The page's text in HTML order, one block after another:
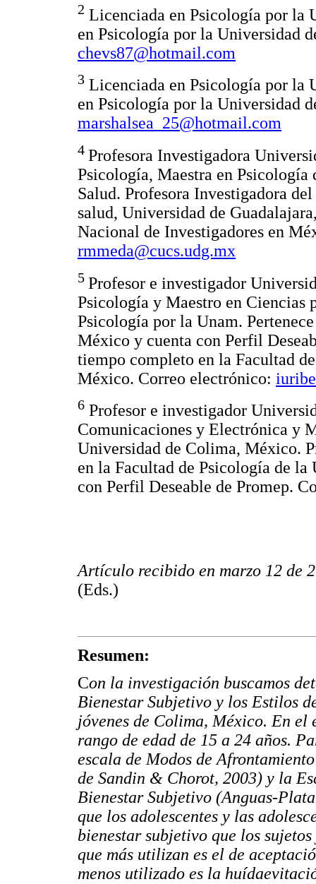
2 Licenciada en Psicología por la
en Psicología por la Universidad
chevs87@hotmail.com
3 Licenciada en Psicología por la
en Psicología por la Universidad
marshalsea_25@hotmail.com
4 Profesora Investigadora
Psicología, Maestra en
Salud. Profesora Investigadora
salud, Universidad de
Nacional de Investigadores en
rmmeda@cucs.udg.mx
5 Profesor e investigador
Psicología y Maestro en
Psicología por la Unam.
México y cuenta con Perfil
tiempo completo en la Facultad
México. Correo electrónico:
6 Profesor e investigador
Comunicaciones y Electrónica y
Universidad de Colima, México.
en la Facultad de Psicología de
con Perfil Deseable de Promep.
Artículo recibido en marzo 12 de
(Eds.)
Resumen:
Con la investigación buscamos
Bienestar Subjetivo y los Estilos
jóvenes de Colima, México. En
rango de edad de 15 a 24 años.
escala de Modos de
de Sandin & Chorot, 2003) y la
Bienestar Subjetivo (Anguas-
que los adolescentes y las
bienestar subjetivo que los
que más utilizan es el de
menos utilizado es la